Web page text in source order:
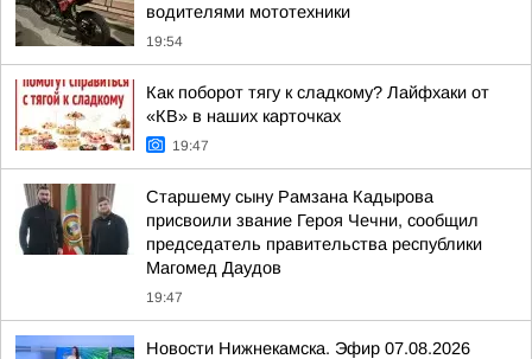
водителями мототехники
19:54
Как поборот тягу к сладкому? Лайфхаки от
«КВ» в наших карточках
19:47
Старшему сыну Рамзана Кадырова
присвоили звание Героя Чечни, сообщил
председатель правительства республики
Магомед Даудов
19:47
Новости Нижнекамска. Эфир 07.08.2026